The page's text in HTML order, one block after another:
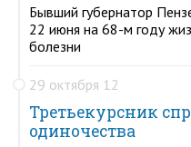
Бывший губернатор
22 июня на 68-м году
болезни
29 октября 12
Третьекурсник
одиночества